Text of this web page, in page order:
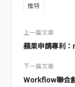
推特
上一篇文章
蘋果申請專利：
下一篇文章
Workflow聯合